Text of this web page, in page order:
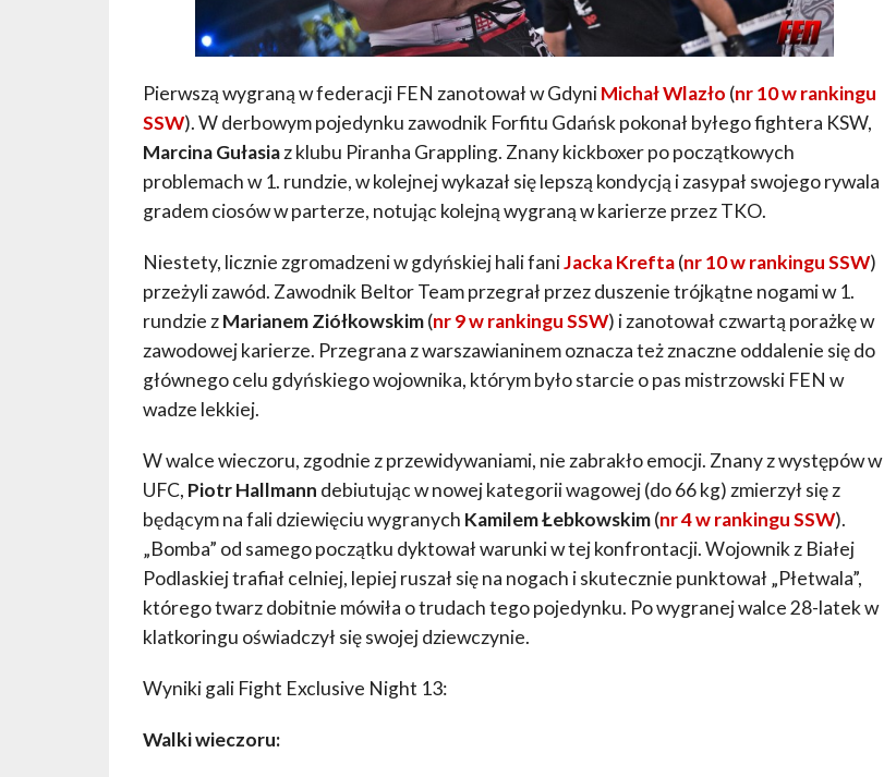
Pierwszą wygraną w federacji FEN zanotował w GdyniMichał Wlazło (nr 10 w rankingu
SSW). W derbowym pojedynku zawodnik Forfitu Gdańsk pokonał byłego fightera KSW,
Marcina Gułasiaz klubu Piranha Grappling. Znany kickboxer po początkowych
problemach w 1. rundzie, w kolejnej wykazał się lepszą kondycją i zasypał swojego rywala
gradem ciosów w parterze, notując kolejną wygraną w karierze przez TKO.
Niestety, licznie zgromadzeni w gdyńskiej hali faniJacka Krefta(nr 10 w rankingu SSW)
przeżyli zawód. Zawodnik Beltor Team przegrał przez duszenie trójkątne nogami w 1.
rundzie zMarianem Ziółkowskim(nr 9 w rankingu SSW) i zanotował czwartą porażkę w
zawodowej karierze. Przegrana z warszawianinem oznacza też znaczne oddalenie się do
głównego celu gdyńskiego wojownika, którym było starcie o pas mistrzowski FEN w
wadze lekkiej.
W walce wieczoru, zgodnie z przewidywaniami, nie zabrakło emocji. Znany z występów w
UFC, Piotr Hallmann debiutując w nowej kategorii wagowej (do 66 kg) zmierzył się z
będącym na fali dziewięciu wygranych Kamilem Łebkowskim(nr 4 w rankingu SSW).
„Bomba” od samego początku dyktował warunki w tej konfrontacji. Wojownik z Białej
Podlaskiej trafiał celniej, lepiej ruszał się na nogach i skutecznie punktował „Płetwala”,
którego twarz dobitnie mówiła o trudach tego pojedynku. Po wygranej walce 28-latek w
klatkoringu oświadczył się swojej dziewczynie.
Wyniki gali Fight Exclusive Night 13:
Walki wieczoru: